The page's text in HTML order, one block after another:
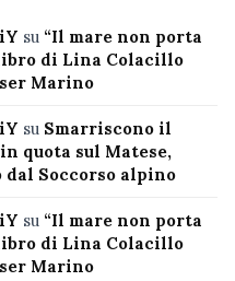
su “Il mare non porta
di Lina Colacillo
Marino
su Smarriscono il
quota sul Matese,
Soccorso alpino
su “Il mare non porta
di Lina Colacillo
Marino